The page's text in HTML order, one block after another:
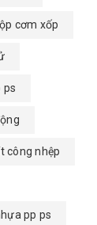
cơm xốp
ps
công nhệp
pp ps